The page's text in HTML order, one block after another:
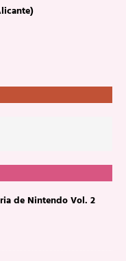
de Nintendo Vol. 2